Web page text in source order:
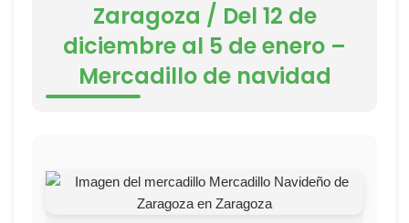
Zaragoza / Del 12 de
diciembre al 5 de enero –
Mercadillo de navidad